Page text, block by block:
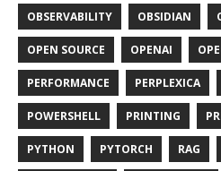
OBSERVABILITY OBSIDIAN
OPEN SOURCE OPENAI
PERFORMANCE PERPLEXICA
POWERSHELL PRINTING
PYTHON PYTORCH RAG